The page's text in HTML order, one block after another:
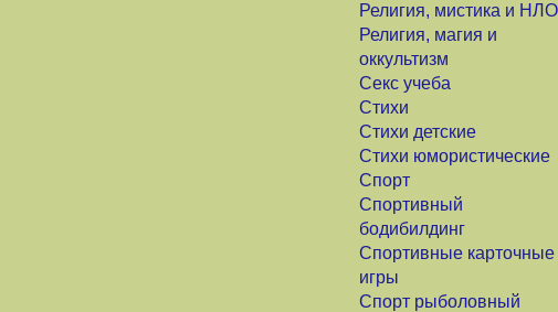
Религия, мистика и НЛО
Религия, магия и
оккультизм
Секс учеба
Стихи
Стихи детские
Стихи юмористические
Спорт
Спортивный
бодибилдинг
Спортивные карточные
игры
Спорт рыболовный